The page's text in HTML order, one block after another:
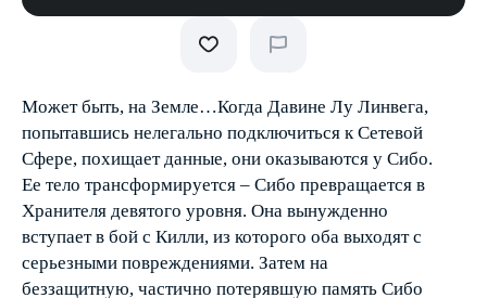
Может быть, на Земле…Когда Давине Лу Линвега,
попытавшись нелегально подключиться к Сетевой
Сфере, похищает данные, они оказываются у Сибо.
Ее тело трансформируется – Сибо превращается в
Хранителя девятого уровня. Она вынужденно
вступает в бой с Килли, из которого оба выходят с
серьезными повреждениями. Затем на
беззащитную, частично потерявшую память Сибо